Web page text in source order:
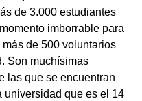
de 3.000 estudiantes
imborrable para
de 500 voluntarios
Son muchísimas
las que se encuentran
universidad que es el 14